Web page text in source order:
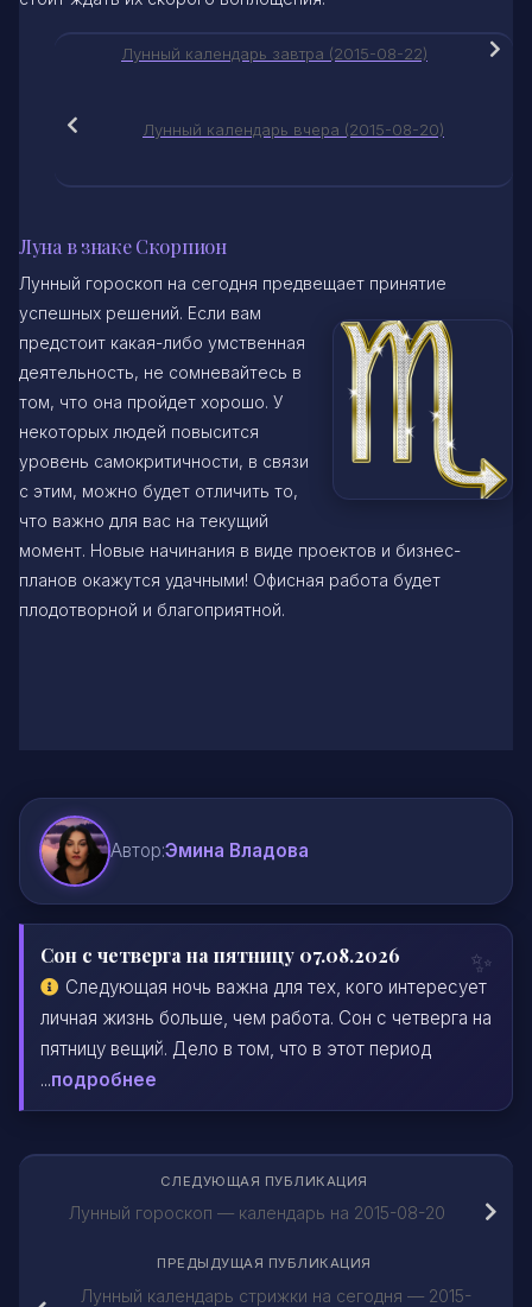
Лунный календарь завтра (2015-08-22)
Лунный календарь вчера (2015-08-20)
Луна в знаке Скорпион
Лунный гороскоп на сегодня предвещает принятие
успешных решений. Если вам
предстоит какая-либо умственная
деятельность, не сомневайтесь в
том, что она пройдет хорошо. У
некоторых людей повысится
уровень самокритичности, в связи
с этим, можно будет отличить то,
что важно для вас на текущий
момент. Новые начинания в виде проектов и бизнес-
планов окажутся удачными! Офисная работа будет
плодотворной и благоприятной.
Автор:Эмина Владова
Сон с четверга на пятницу 07.08.2026
Следующая ночь важна для тех, кого интересует
личная жизнь больше, чем работа. Сон с четверга на
пятницу вещий. Дело в том, что в этот период
...подробнее
СЛЕДУЮЩАЯ ПУБЛИКАЦИЯ
Лунный гороскоп — календарь на 2015-08-20
ПРЕДЫДУЩАЯ ПУБЛИКАЦИЯ
Лунный календарь стрижки на сегодня — 2015-